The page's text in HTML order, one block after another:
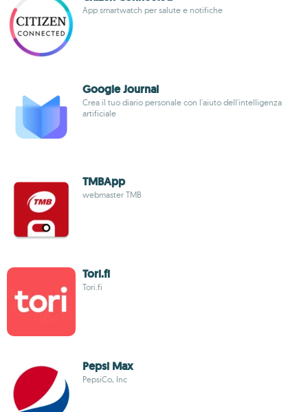
App smartwatch per salute e notifiche
Google Journal
Crea il tuo diario personale con l'aiuto dell'intelligenza
artificiale
TMBApp
webmaster TMB
Tori.fi
Tori.fi
Pepsi Max
PepsiCo, Inc